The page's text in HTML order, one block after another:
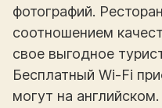
фотографий.
соотношением
свое выгодное
Бесплатный Wi-Fi
могут на